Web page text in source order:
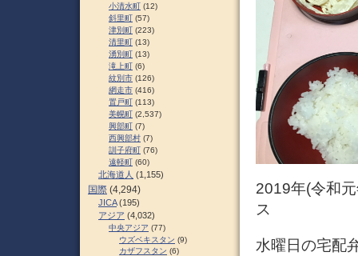
2019年(令和
ス
水曜日の宅配
小清水町 (12)
斜里町 (57)
津別町 (223)
清里町 (13)
湧別町 (13)
滝上町 (6)
紋別市 (126)
網走市 (416)
置戸町 (113)
美幌町 (2,537)
興部町 (7)
西興部村 (7)
訓子府町 (76)
遠軽町 (60)
北海道人 (1,155)
国際 (4,294)
JICA(195)
アジア (4,032)
中央アジア (77)
ウズベキスタン (9)
カザフスタン (6)